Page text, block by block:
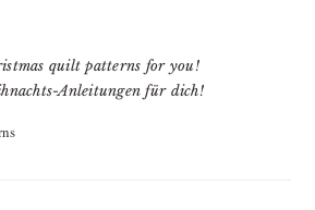
quilt patterns for you!
Anleitungen für dich!